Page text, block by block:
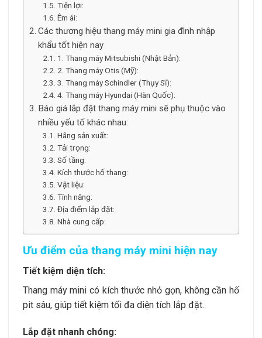
Tiện lợi:
Êm ái:
Các thương hiệu thang máy mini gia đình nhập
khẩu tốt hiện nay
1. Thang máy Mitsubishi (Nhật Bản):
2. Thang máy Otis (Mỹ):
3. Thang máy Schindler (Thụy Sĩ):
4. Thang máy Hyundai (Hàn Quốc):
Báo giá lắp đặt thang máy mini sẽ phụ thuộc vào
nhiều yếu tố khác nhau:
Hãng sản xuất:
Tải trọng:
Số tầng:
Kích thước hố thang:
Vật liệu:
Tính năng:
Địa điểm lắp đặt:
Nhà cung cấp:
Ưu điểm của thang máy mini hiện nay
Tiết kiệm diện tích:
Thang máy mini có kích thước nhỏ gọn, không cần hố
pit sâu, giúp tiết kiệm tối đa diện tích lắp đặt.
Lắp đặt nhanh chóng: